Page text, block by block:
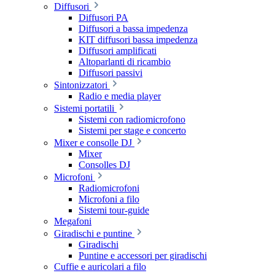
Diffusori
Diffusori PA
Diffusori a bassa impedenza
KIT diffusori bassa impedenza
Diffusori amplificati
Altoparlanti di ricambio
Diffusori passivi
Sintonizzatori
Radio e media player
Sistemi portatili
Sistemi con radiomicrofono
Sistemi per stage e concerto
Mixer e consolle DJ
Mixer
Consolles DJ
Microfoni
Radiomicrofoni
Microfoni a filo
Sistemi tour-guide
Megafoni
Giradischi e puntine
Giradischi
Puntine e accessori per giradischi
Cuffie e auricolari a filo